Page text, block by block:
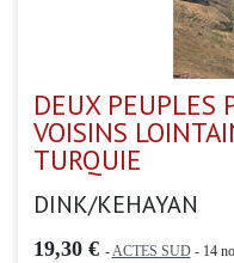
DEUX PEUPLES
VOISINS
TURQUIE
DINK/KEHAYAN
19,30 € - ACTES SUD- 14